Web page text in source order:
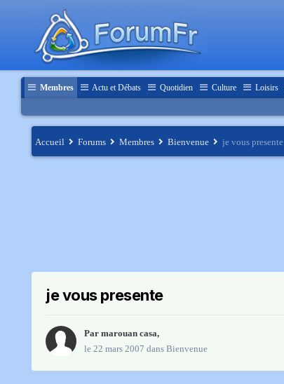
Membres Actu et Débats Quotidien Culture Loisirs
Accueil Forums Membres Bienvenue je vous presente
je vous presente
Par marouan casa,
le 22 mars 2007 dans Bienvenue